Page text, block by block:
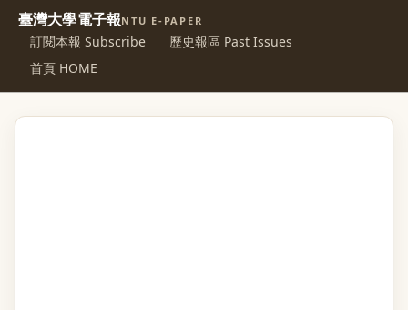
臺灣大學電子報NTU E-PAPER
訂閱本報 Subscribe
歷史報區 Past Issues
首頁 HOME